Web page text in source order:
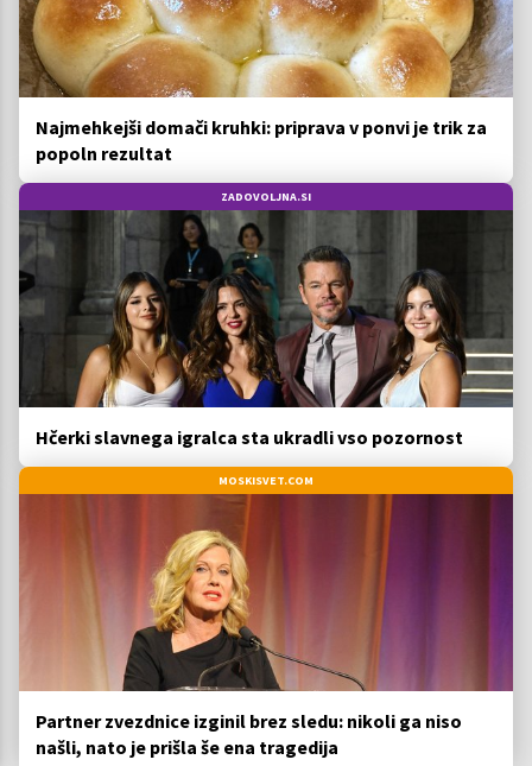
Najmehkejši domači kruhki: priprava v ponvi je trik za
popoln rezultat
ZADOVOLJNA.SI
Hčerki slavnega igralca sta ukradli vso pozornost
MOSKISVET.COM
Partner zvezdnice izginil brez sledu: nikoli ga niso
našli, nato je prišla še ena tragedija